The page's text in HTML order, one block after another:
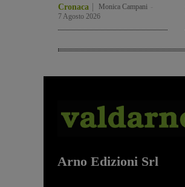
Cronaca Monica Campani
7 Agosto 2026
Arno Edizioni Srl